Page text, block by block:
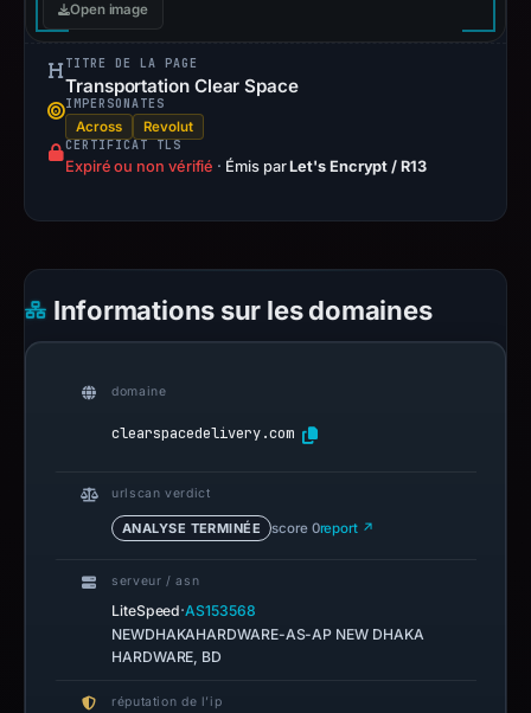
Open image
TITRE DE LA PAGE
Transportation Clear Space
IMPERSONATES
Across Revolut
CERTIFICAT TLS
Expiré ou non vérifié · Émis parLet's Encrypt / R13
Informations sur les domaines
domaine
clearspacedelivery.com
urlscan verdict
ANALYSE TERMINÉE score 0report ↗
serveur / asn
LiteSpeed·AS153568
NEWDHAKAHARDWARE-AS-AP NEW DHAKA
HARDWARE, BD
réputation de l’ip